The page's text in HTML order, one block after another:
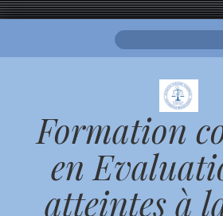
Formation
en
atteintes à